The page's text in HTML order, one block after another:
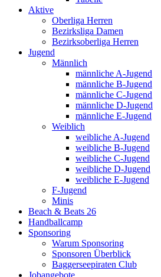
Aktive
Oberliga Herren
Bezirksliga Damen
Bezirksoberliga Herren
Jugend
Männlich
männliche A-Jugend
männliche B-Jugend
männliche C-Jugend
männliche D-Jugend
männliche E-Jugend
Weiblich
weibliche A-Jugend
weibliche B-Jugend
weibliche C-Jugend
weibliche D-Jugend
weibliche E-Jugend
F-Jugend
Minis
Beach & Beats 26
Handballcamp
Sponsoring
Warum Sponsoring
Sponsoren Überblick
Baggerseepiraten Club
Jobangebote